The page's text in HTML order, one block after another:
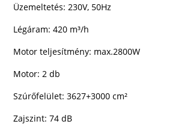
Üzemeltetés: 230V, 50Hz
Légáram: 420 m³/h
Motor teljesítmény: max.2800W
Motor: 2 db
Szúrőfelület: 3627+3000 cm²
Zajszint: 74 dB